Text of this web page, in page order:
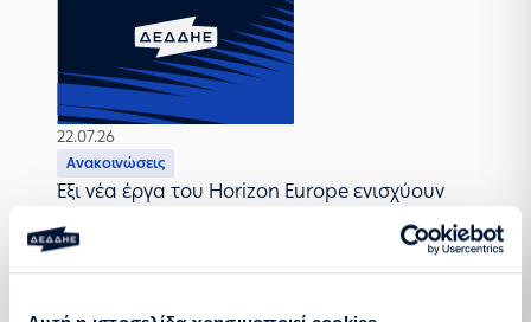
22.07.26
Ανακοινώσεις
Έξι νέα έργα του Horizon Europe ενισχύουν
την παρουσία του ΔΕΔΔΗΕ στην ευρωπαϊκή
έρευνα και καινοτομία